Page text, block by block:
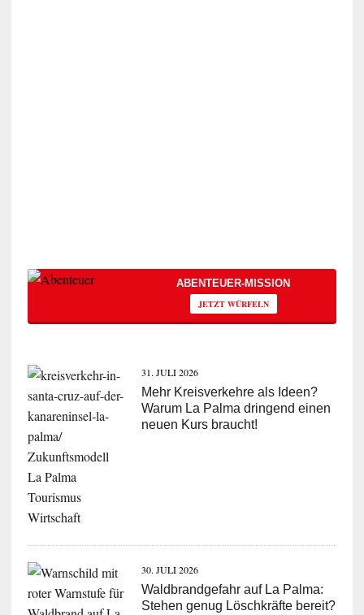
ABENTEUER-MISSION
JETZT WÜRFELN
31. JULI 2026
Mehr Kreisverkehre als Ideen?
Warum La Palma dringend einen
neuen Kurs braucht!
30. JULI 2026
Waldbrandgefahr auf La Palma:
Stehen genug Löschkräfte bereit?